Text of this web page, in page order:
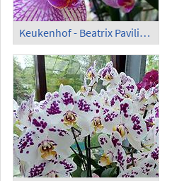
Keukenhof - Beatrix Pavilion; Orchids (5)